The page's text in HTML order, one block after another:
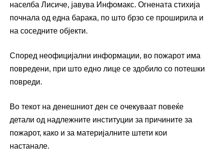
населба Лисиче, јавува Инфомакс. Огнената стихија
почнала од една барака, по што брзо се проширила и
на соседните објекти.
Според неофицијални информации, во пожарот има
повредени, при што едно лице се здобило со потешки
повреди.
Во текот на денешниот ден се очекуваат повеќе
детали од надлежните институции за причините за
пожарот, како и за материјалните штети кои
настанале.